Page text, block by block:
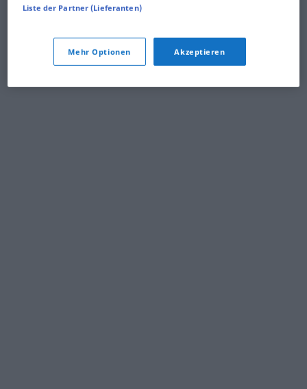
Liste der Partner (Lieferanten)
Mehr Optionen Akzeptieren